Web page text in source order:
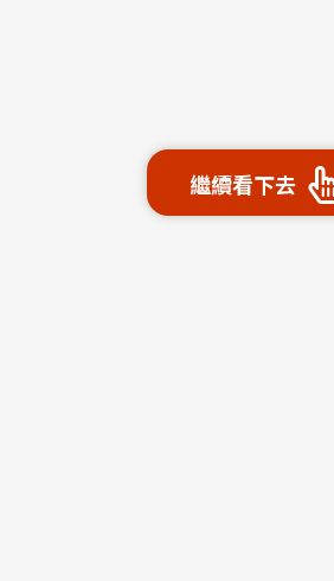
繼續看下去